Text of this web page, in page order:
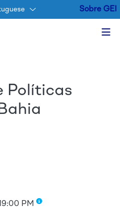
Sobre GEI
Políticas
PM